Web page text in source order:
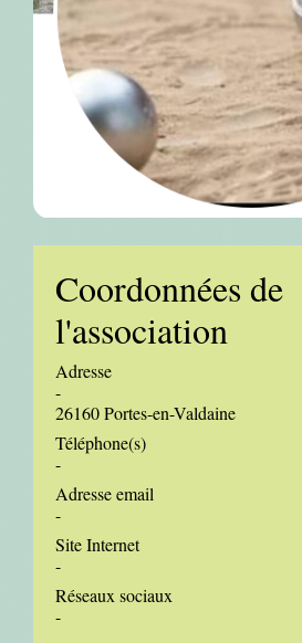
Coordonnées de
l'association
Adresse
-
26160 Portes-en-Valdaine
Téléphone(s)
-
Adresse email
-
Site Internet
-
Réseaux sociaux
-